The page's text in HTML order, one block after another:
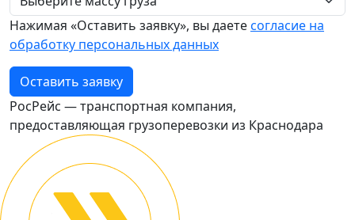
Нажимая «Оставить заявку», вы даетесогласие на
обработку персональных данных
Оставить заявку
РосРейс — транспортная компания,
предоставляющая грузоперевозки из Краснодара